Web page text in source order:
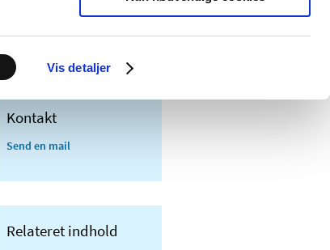
Vis detaljer
Kontakt
Send en mail
Relateret indhold